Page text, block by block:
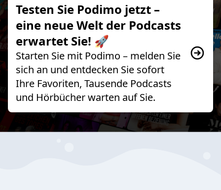
Testen Sie Podimo jetzt –
eine neue Welt der Podcasts
erwartet Sie! 🚀
Starten Sie mit Podimo – melden Sie
sich an und entdecken Sie sofort
Ihre Favoriten, Tausende Podcasts
und Hörbücher warten auf Sie.